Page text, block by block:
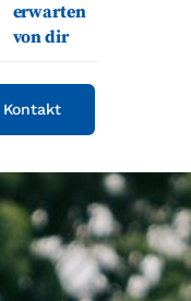
erwarten
von dir
Kontakt